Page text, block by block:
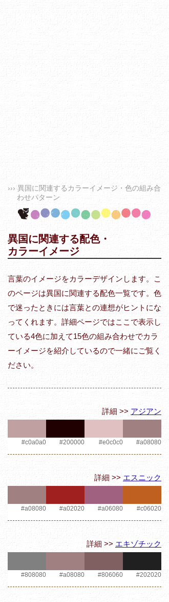
››› 異国に関連するカラーイメージ・色の組み合
わせパターン
異国に関連する配色・
カラーイメージ
言葉のイメージをカラーデザインします。こ
のページは異国に関連する配色一覧です。色
で迷ったときには言葉との連想がヒントにな
ってくれます。詳細ページではここで表示し
ている4色に加えて15色の組み合わせでカラ
ーイメージを紹介しているので一緒にご覧く
ださい。
詳細 >> アジアン
#c0a0a0 #200000 #e0c0c0 #a08080
詳細 >> エスニック
#a08080 #a02020 #a06080 #c06020
詳細 >> エキゾチック
#808080 #a08080 #806060 #202020